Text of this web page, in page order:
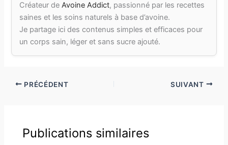
Créateur deAvoine Addict, passionné par les recettes
saines et les soins naturels à base d’avoine.
Je partage ici des contenus simples et efficaces pour
un corps sain, léger et sans sucre ajouté.
PRÉCÉDENT SUIVANT
Publications similaires